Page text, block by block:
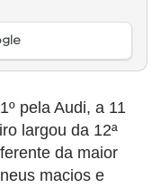
pela Audi, a 11
largou da 12ª
da maior
macios e